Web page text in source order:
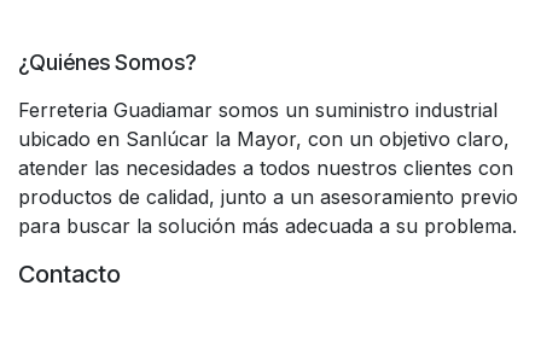
¿Quiénes Somos?
Ferreteria Guadiamar somos un suministro industrial
ubicado en Sanlúcar la Mayor, con un objetivo claro,
atender las necesidades a todos nuestros clientes con
productos de calidad, junto a un asesoramiento previo
para buscar la solución más adecuada a su problema.
Contacto